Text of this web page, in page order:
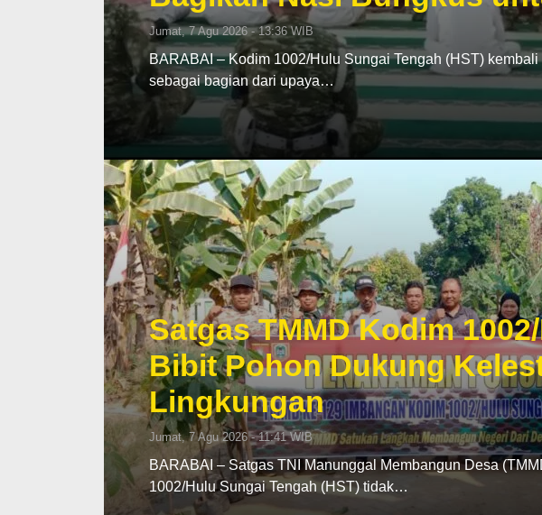
Jumat, 7 Agu 2026 - 13:36 WIB
BARABAI – Kodim 1002/Hulu Sungai Tengah (HST)
sebagai bagian dari upaya…
Satgas TMMD Kodim
Bibit Pohon Dukung
Lingkungan
Jumat, 7 Agu 2026 - 11:41 WIB
BARABAI – Satgas TNI Manunggal Membangun Desa
1002/Hulu Sungai Tengah (HST) tidak…